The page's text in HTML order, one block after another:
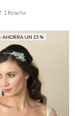
1 Reseña
AHORRA UN 15 %